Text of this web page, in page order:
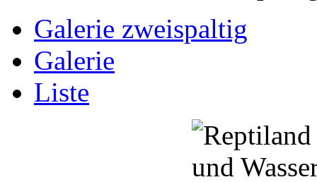
Galerie zweispaltig
Galerie
Liste